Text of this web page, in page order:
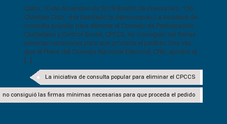
Quito, 10 de diciembre de 2019 Boletín de Prensa Nro. 126
Christian Cruz: «Ha triunfado la democracia» La iniciativa de
consulta popular para eliminar el Consejo de Participación
Ciudadana y Control Social, CPCCS, no consiguió las firmas
mínimas necesarias para que proceda el pedido. Una vez
que el Pleno del Consejo Nacional Electoral, CNE, aprobó el
[...]
La iniciativa de consulta popular para eliminar el CPCCS
no consiguió las firmas mínimas necesarias para que proceda el pedido